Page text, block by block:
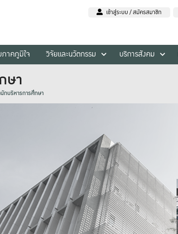
เข้าสู่ระบบ / สมัครสมาชิก
ภาคภูมิใจ วิจัยและนวัตกรรม บริการสังคม
ษา
กบริหารการศึกษา